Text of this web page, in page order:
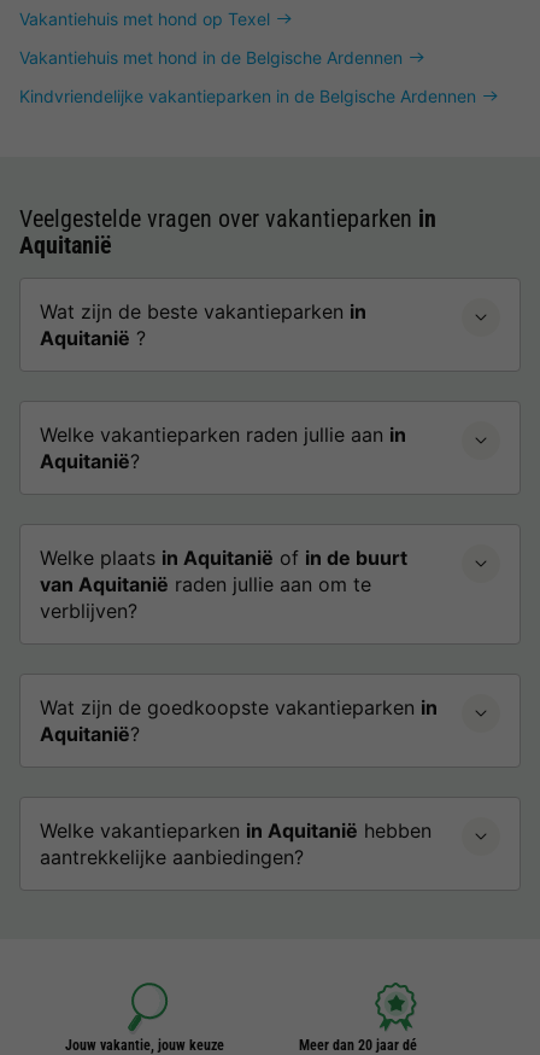
Vakantiehuis met hond op Texel
Vakantiehuis met hond in de Belgische Ardennen
Kindvriendelijke vakantieparken in de Belgische Ardennen
Veelgestelde vragen over vakantieparken in
Aquitanië
Wat zijn de beste vakantieparken in
Aquitanië ?
Welke vakantieparken raden jullie aan in
Aquitanië?
Welke plaats in Aquitanië of in de buurt
van Aquitanië raden jullie aan om te
verblijven?
Wat zijn de goedkoopste vakantieparken in
Aquitanië?
Welke vakantieparken in Aquitanië hebben
aantrekkelijke aanbiedingen?
Jouw vakantie, jouw keuze
Meer dan 20 jaar dé